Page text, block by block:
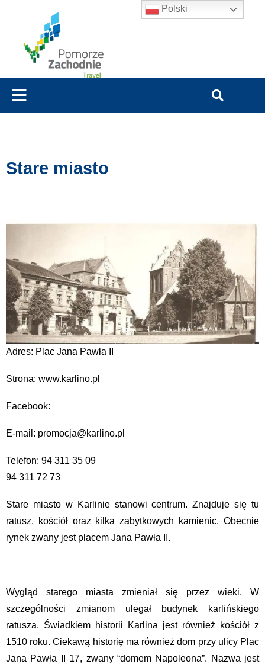
Stare miasto
Adres: Plac Jana Pawła II
Strona: www.karlino.pl
Facebook:
E-mail: promocja@karlino.pl
Telefon: 94 311 35 09
94 311 72 73
Stare miasto w Karlinie stanowi centrum. Znajduje się tu
ratusz, kościół oraz kilka zabytkowych kamienic. Obecnie
rynek zwany jest placem Jana Pawła II.
Wygląd starego miasta zmieniał się przez wieki. W
szczególności zmianom ulegał budynek karlińskiego
ratusza. Świadkiem historii Karlina jest również kościół z
1510 roku. Ciekawą historię ma również dom przy ulicy Plac
Jana Pawła II 17, zwany “domem Napoleona”. Nazwa jest
Polski